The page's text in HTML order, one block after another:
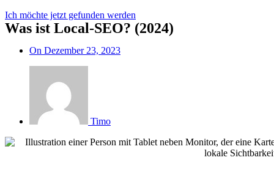
Ich möchte jetzt gefunden werden
Was ist Local-SEO? (2024)
On Dezember 23, 2023
Timo